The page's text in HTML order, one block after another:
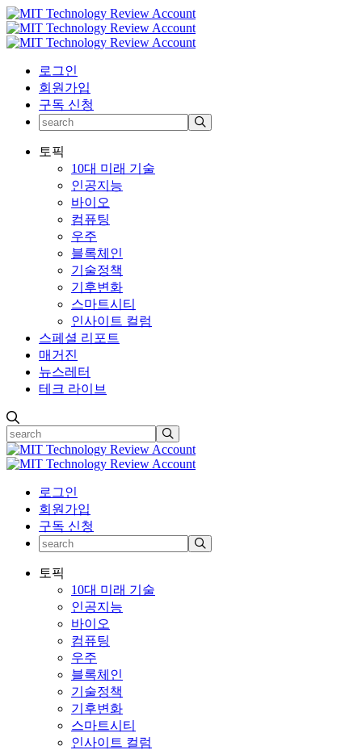
로그인
회원가입
구독 신청
토픽
10대 미래 기술
인공지능
바이오
컴퓨팅
우주
블록체인
기술정책
기후변화
스마트시티
인사이트 컬럼
스페셜 리포트
매거진
뉴스레터
테크 라이브
로그인
회원가입
구독 신청
토픽
10대 미래 기술
인공지능
바이오
컴퓨팅
우주
블록체인
기술정책
기후변화
스마트시티
인사이트 컬럼